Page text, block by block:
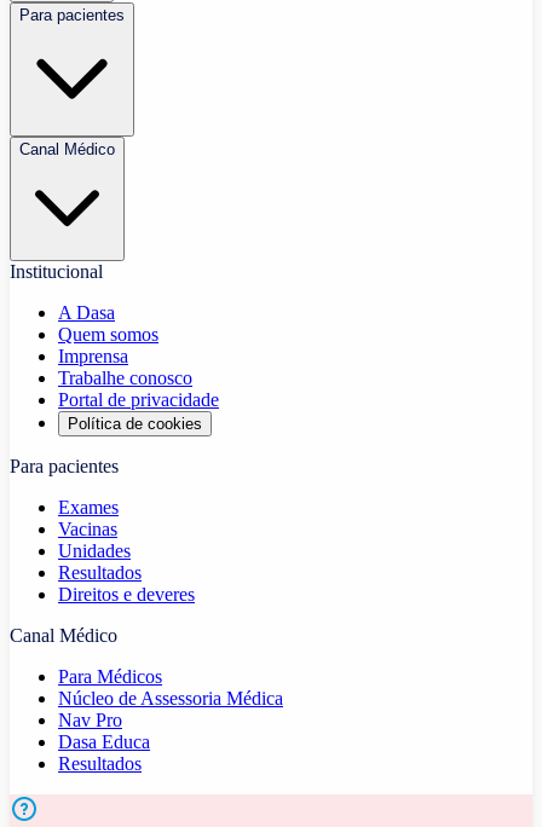
Para pacientes
Canal Médico
Institucional
A Dasa
Quem somos
Imprensa
Trabalhe conosco
Portal de privacidade
Política de cookies
Para pacientes
Exames
Vacinas
Unidades
Resultados
Direitos e deveres
Canal Médico
Para Médicos
Núcleo de Assessoria Médica
Nav Pro
Dasa Educa
Resultados